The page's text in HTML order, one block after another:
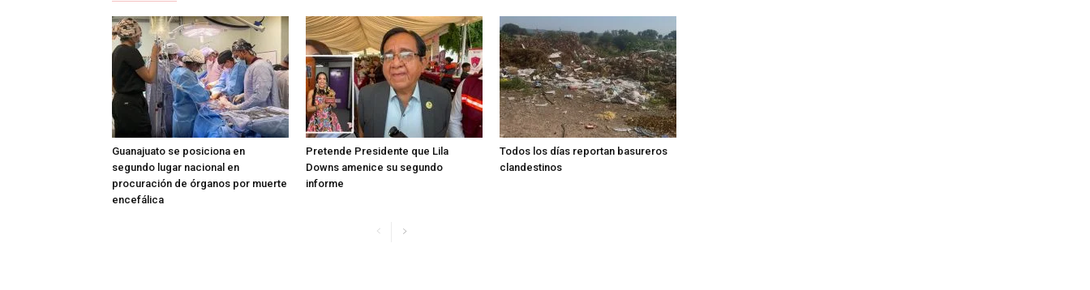
Guanajuato se posiciona en
segundo lugar nacional en
procuración de órganos por muerte
encefálica
Pretende Presidente que Lila
Downs amenice su segundo
informe
Todos los días reportan basureros
clandestinos